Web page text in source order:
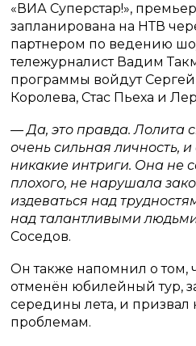
«ВИА Суперстар!»,
запланирована на НТВ
партнером по ведению
тележурналист Вадим
программы войдут
Королева, Стас Пьеха и
— Да, это правда. Лолита
очень сильная личность,
никакие интриги. Она не
плохого, не нарушала
издеваться над
над талантливыми
Соседов.
Он также напомнил о том,
отменён юбилейный тур,
середины лета, и призвал
проблемам.